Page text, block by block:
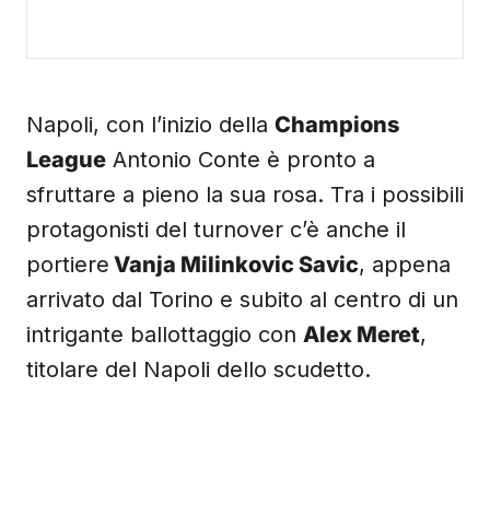
Napoli, con l’inizio della Champions
League Antonio Conte è pronto a
sfruttare a pieno la sua rosa. Tra i possibili
protagonisti del turnover c’è anche il
portiere Vanja Milinkovic Savic, appena
arrivato dal Torino e subito al centro di un
intrigante ballottaggio con Alex Meret,
titolare del Napoli dello scudetto.